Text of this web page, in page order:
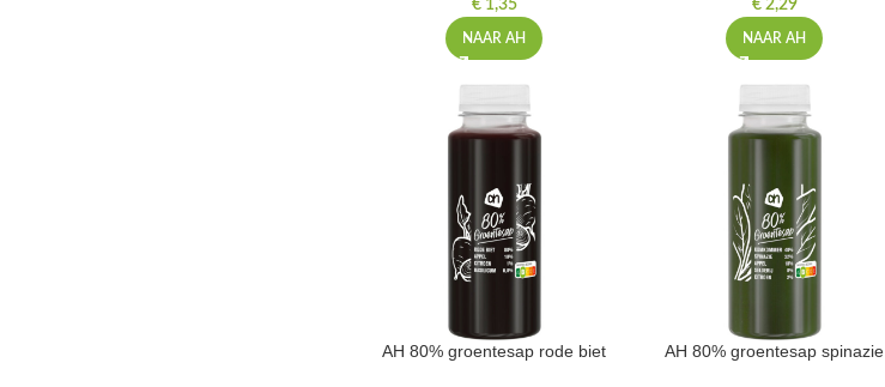
€1,35
NAAR AH
€2,29
NAAR AH
AH 80% groentesap rode biet AH 80% groentesap spinazie